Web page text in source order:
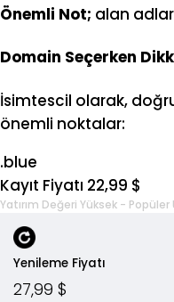
Önemli Not; alan
Domain Seçerken
İsimtescil olarak,
önemli noktalar:
.blue
Kayıt Fiyatı 22,99 $
Yatırım Değeri Yüksek - Popüler
Yenileme Fiyatı
27,99 $